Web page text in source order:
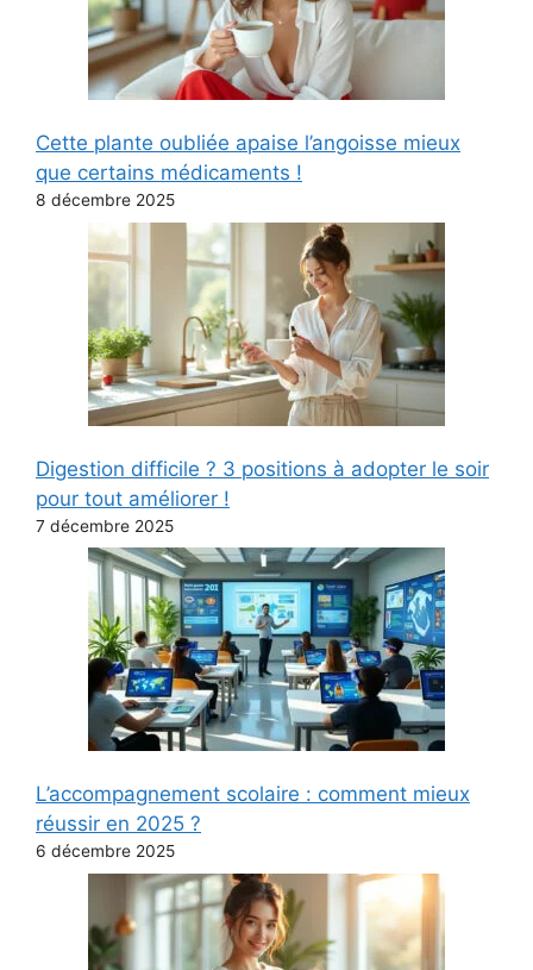
Cette plante oubliée apaise l’angoisse mieux
que certains médicaments !
8 décembre 2025
Digestion difficile ? 3 positions à adopter le soir
pour tout améliorer !
7 décembre 2025
L’accompagnement scolaire : comment mieux
réussir en 2025 ?
6 décembre 2025